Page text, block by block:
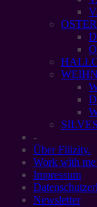
-
Über Filizity.
Work with
Impressum
Newsletter